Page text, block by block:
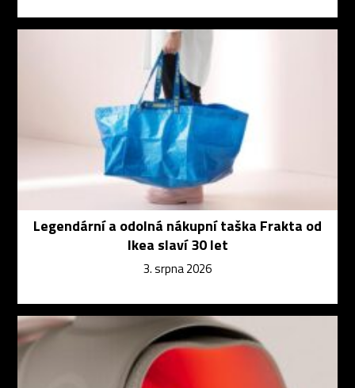
Legendární a odolná nákupní taška Frakta od
Ikea slaví 30 let
3. srpna 2026